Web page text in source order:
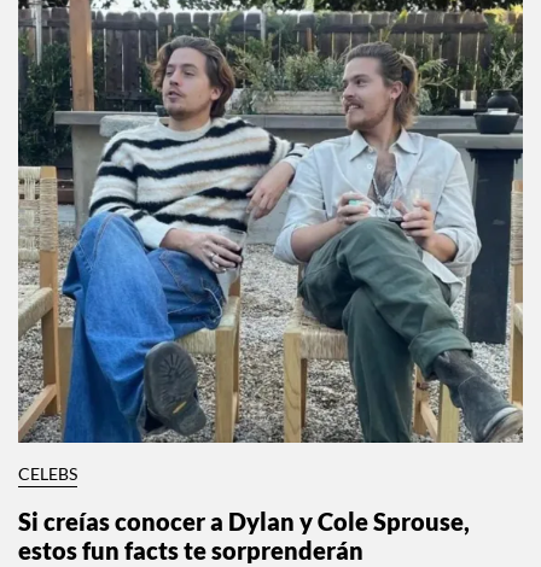
CELEBS
Si creías conocer a Dylan y Cole Sprouse,
estos fun facts te sorprenderán